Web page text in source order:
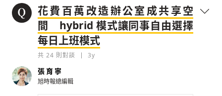
得我反而沒有經歷到素蘭姐經歷到的，紙
本雜誌非常快速、多元迸發的那一段，我
比較是後端碰到之後直接轉到數位。我覺
得素蘭姐有碰觸到紙本的多元迸發，同時
也看到數位工具怎麼樣改變這個行業，所
以今天特別請素蘭姐來節目裡面跟我們分
享這件事情。因為我覺得媒體行業的變
這 20 年媒體產業很重大變化的過程裡
面，我們很幸運的不只可以活下來，然後
還可以獲利。我自己仔細回頭看我們整個
公司的營收跟 10 年前比較，可能還成長
了兩倍。
0
花費百萬改造辦公室成共享空
間 hybrid 模式讓同事自由選擇
每日上班模式
共 24 則對談 3y
張育寧
旭時報總編輯